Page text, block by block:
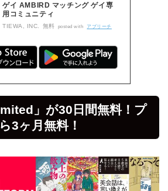
ゲイ AMBIRD マッチング ゲイ専
用コミュニティ
TIEWA, INC. 無料 posted with アプリーチ
」が30日間無料！プ
3ヶ月無料！